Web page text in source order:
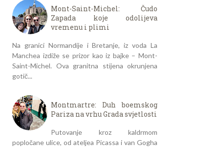
Mont-Saint-Michel: Čudo
Zapada koje odolijeva
vremenu i plimi
Na granici Normandije i Bretanje, iz voda La
Manchea izdiže se prizor kao iz bajke – Mont-
Saint-Michel. Ova granitna stijena okrunjena
gotič...
Montmartre: Duh boemskog
Pariza na vrhu Grada svjetlosti
Putovanje kroz kaldrmom
popločane ulice, od ateljea Picassa i van Gogha